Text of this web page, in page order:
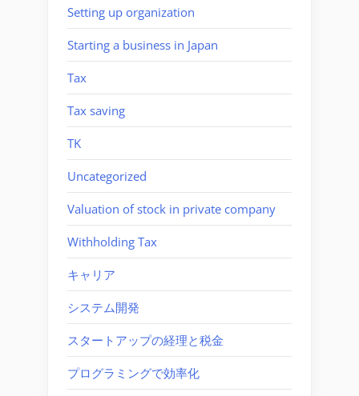
Setting up organization
Starting a business in Japan
Tax
Tax saving
TK
Uncategorized
Valuation of stock in private company
Withholding Tax
キャリア
システム開発
スタートアップの経理と税金
プログラミングで効率化